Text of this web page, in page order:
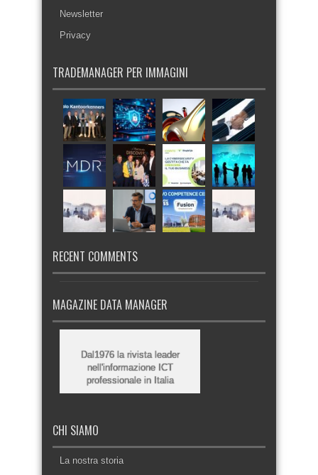
Newsletter
Privacy
TRADEMANAGER PER IMMAGINI
RECENT COMMENTS
MAGAZINE DATA MANAGER
Dal1976 la rivista leader
nell'informazione ICT
professionale in Italia
CHI SIAMO
La nostra storia